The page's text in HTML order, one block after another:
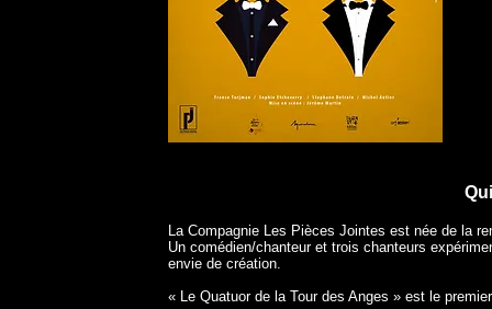
La Compagnie Les Pièces Jointes est née de la
Un comédien/chanteur et trois chanteurs
envie de création.
« Le Quatuor de la Tour des Anges » est le